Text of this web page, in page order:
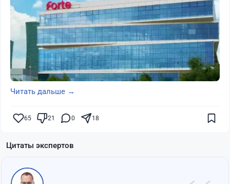
Читать дальше →
65 21 0 18
Цитаты экспертов